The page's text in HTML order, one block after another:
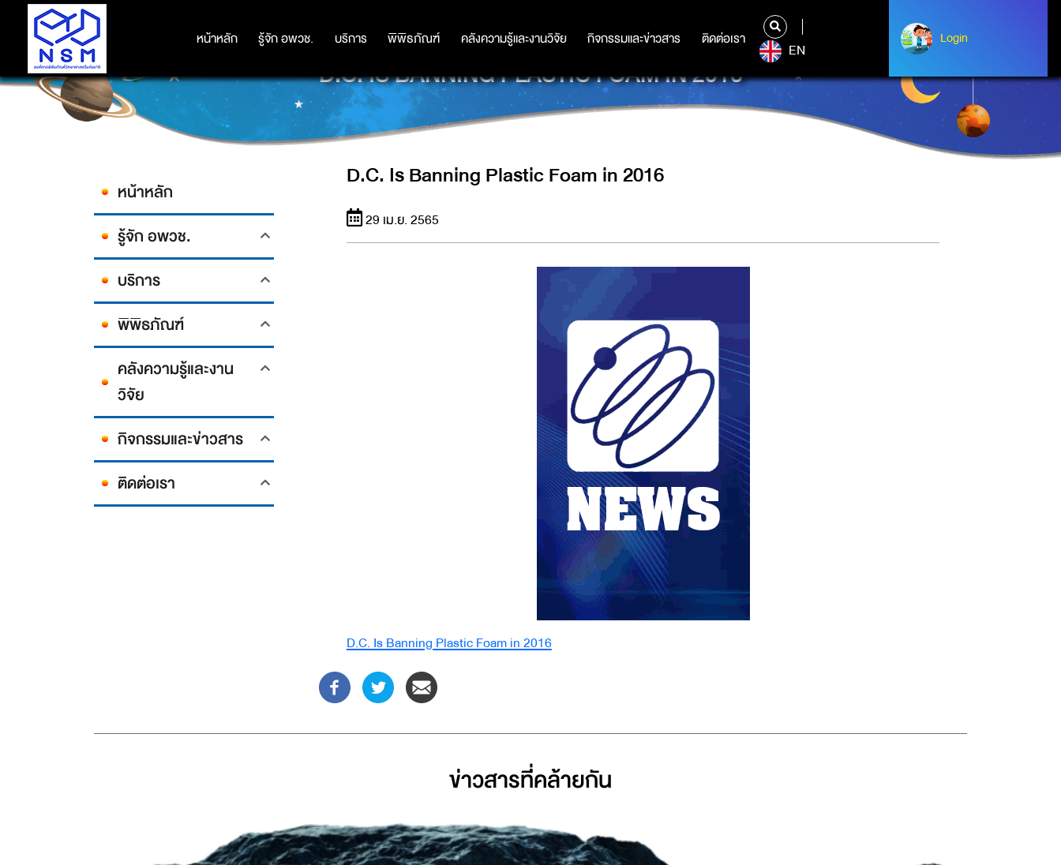
หน้าหลัก รู้จัก อพวช. บริการ พิพิธภัณฑ์ คลังความรู้และงานวิจัย กิจกรรมและข่าวสาร ติดต่อเรา
หน้าหลัก รู้จัก อพวช. บริการ พิพิธภัณฑ์ คลังความรู้และงานวิจัย กิจกรรมและข่าวสาร ติดต่อเรา
EN
Login
Login
D.C. IS BANNING PLASTIC FOAM IN 2016
หน้าหลัก
รู้จัก อพวช.
บริการ
พิพิธภัณฑ์
คลังความรู้และงาน
วิจัย
กิจกรรมและข่าวสาร
ติดต่อเรา
D.C. Is Banning Plastic Foam in 2016
29 เม.ย. 2565
D.C. Is Banning Plastic Foam in 2016
ข่าวสารที่่คล้ายกัน